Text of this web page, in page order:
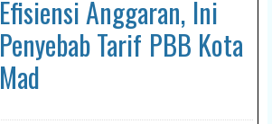
Efisiensi Anggaran, Ini
Penyebab Tarif PBB Kota
Mad